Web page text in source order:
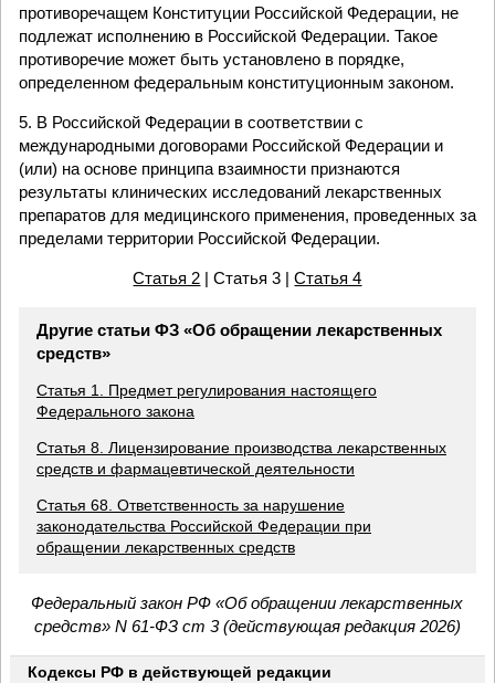
противоречащем Конституции Российской Федерации, не
подлежат исполнению в Российской Федерации. Такое
противоречие может быть установлено в порядке,
определенном федеральным конституционным законом.
5. В Российской Федерации в соответствии с
международными договорами Российской Федерации и
(или) на основе принципа взаимности признаются
результаты клинических исследований лекарственных
препаратов для медицинского применения, проведенных за
пределами территории Российской Федерации.
Статья 2 | Статья 3 |Статья 4
Другие статьи ФЗ «Об обращении лекарственных
средств»
Статья 1. Предмет регулирования настоящего
Федерального закона
Статья 8. Лицензирование производства лекарственных
средств и фармацевтической деятельности
Статья 68. Ответственность за нарушение
законодательства Российской Федерации при
обращении лекарственных средств
Федеральный закон РФ «Об обращении лекарственных
средств» N 61-ФЗ ст 3 (действующая редакция 2026)
Кодексы РФ в действующей редакции